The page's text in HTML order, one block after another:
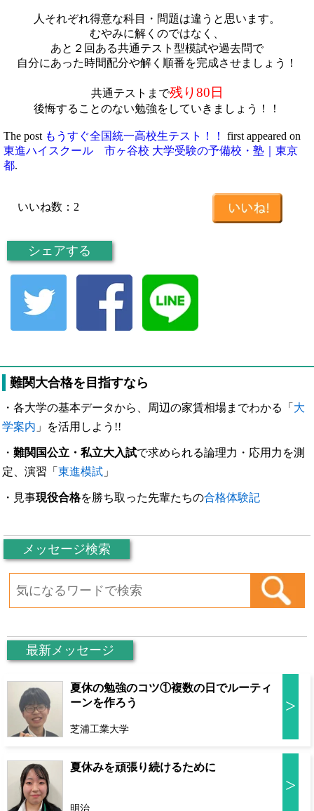
人それぞれ得意な科目・問題は違うと思います。
むやみに解くのではなく、
あと２回ある共通テスト型模試や過去問で
自分にあった時間配分や解く順番を完成させましょう！
共通テストまで残り80日
後悔することのない勉強をしていきましょう！！
The post もうすぐ全国統一高校生テスト！！
first appeared on
東進ハイスクール 市ヶ谷校 大学受験の予備校・塾｜東京
都.
いいね数： 2
シェアする
難関大合格を目指すなら
・各大学の基本データから、周辺の家賃相場までわかる「 大
学案内 」を活用しよう!!
・ 難関国公立・私立大入試で求められる論理力・応用力を測
定、演習「 東進模試 」
・見事現役合格を勝ち取った先輩たちの合格体験記
メッセージ検索
最新メッセージ
夏休の勉強のコツ①複数の日でルーティ
ーンを作ろう
芝浦工業大学
>
夏休みを頑張り続けるために
明治
>